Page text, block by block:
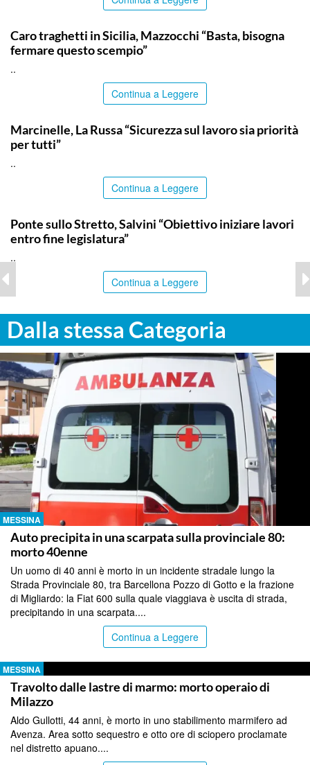
Caro traghetti in Sicilia, Mazzocchi “Basta, bisogna
fermare questo scempio”
..
Continua a Leggere
Marcinelle, La Russa “Sicurezza sul lavoro sia priorità
per tutti”
..
Continua a Leggere
Ponte sullo Stretto, Salvini “Obiettivo iniziare lavori
entro fine legislatura”
..
Continua a Leggere
Dalla stessa Categoria
MESSINA
Auto precipita in una scarpata sulla provinciale 80:
morto 40enne
Un uomo di 40 anni è morto in un incidente stradale lungo la
Strada Provinciale 80, tra Barcellona Pozzo di Gotto e la frazione
di Migliardo: la Fiat 600 sulla quale viaggiava è uscita di strada,
precipitando in una scarpata....
Continua a Leggere
MESSINA
Travolto dalle lastre di marmo: morto operaio di
Milazzo
Aldo Gullotti, 44 anni, è morto in uno stabilimento marmifero ad
Avenza. Area sotto sequestro e otto ore di sciopero proclamate
nel distretto apuano....